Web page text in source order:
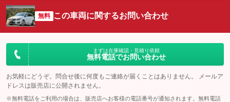
無料 この車両に関するお問い合わせ
まずは在庫確認・見積り依頼
無料電話でお問い合わせ
お気軽にどうぞ。問合せ後に何度もご連絡が届くことはありません。 メールア
ドレスは販売店に公開されません。
※無料電話をご利用の場合は、販売店へお客様の電話番号が通知されます。無料電話